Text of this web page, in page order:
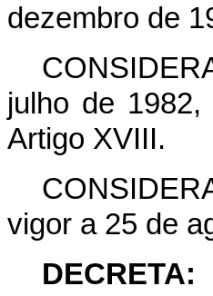
dezembro de
julho de
Artigo XVIII.
vigor a 25 de
DECRETA: